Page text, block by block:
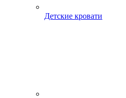
Детские кровати